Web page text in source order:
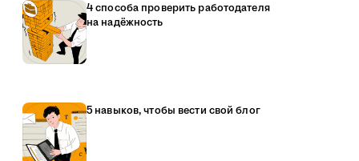
4 способа проверить работодателя
на надёжность
5 навыков, чтобы вести свой блог